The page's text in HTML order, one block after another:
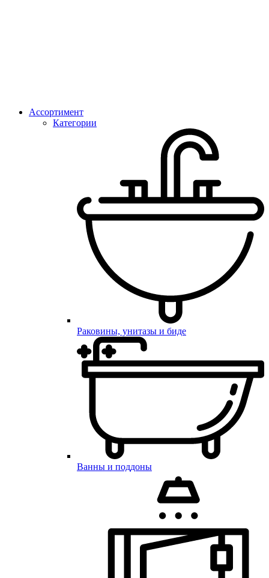
Ассортимент
Категории
Раковины, унитазы и биде
Ванны и поддоны